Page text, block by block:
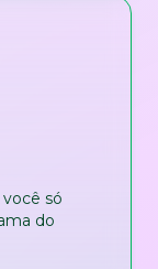
só
do